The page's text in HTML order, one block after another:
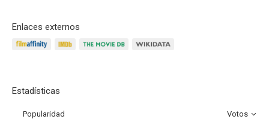
Enlaces externos
Estadísticas
Popularidad Votos